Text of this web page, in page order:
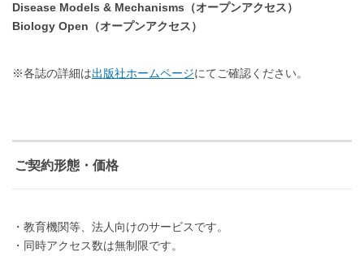
Disease Models & Mechanisms（オープンアクセス）
Biology Open（オープンアクセス）
※各誌の詳細は出版社ホームページにてご確認ください。
ご契約形態・価格
・教育機関等、法人向けのサービスです。
・同時アクセス数は無制限です。